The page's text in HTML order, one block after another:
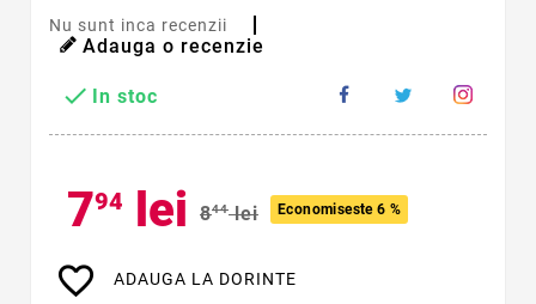
Nu sunt inca recenzii
Adauga o recenzie
 In stoc
794 lei 844 lei Economiseste 6 %
favorite_border ADAUGA LA DORINTE